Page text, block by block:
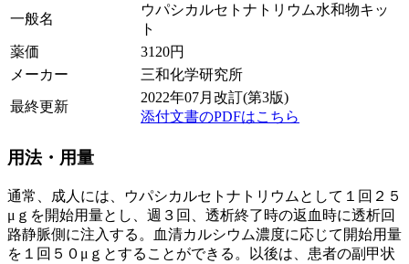
一般名
ウパシカルセトナトリウム水和物キッ
ト
薬価
3120円
メーカー
三和化学研究所
最終更新
2022年07月改訂(第3版)
添付文書のPDFはこちら
用法・用量
通常、成人には、ウパシカルセトナトリウムとして１回２５
μｇを開始用量とし、週３回、透析終了時の返血時に透析回
路静脈側に注入する。血清カルシウム濃度に応じて開始用量
を１回５０μｇとすることができる。以後は、患者の副甲状